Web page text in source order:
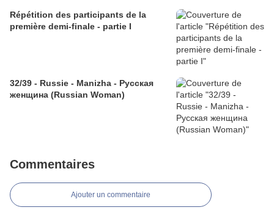
Répétition des participants de la
première demi-finale - partie I
32/39 - Russie - Manizha - Русская
женщина (Russian Woman)
Commentaires
Ajouter un commentaire